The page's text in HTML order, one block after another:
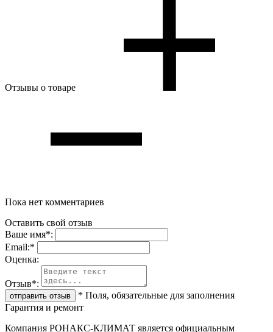
Отзывы о товаре
Пока нет комментариев
Оставить свой отзыв
Ваше имя*:
Email:*
Oценка:
Отзыв*:
* Поля, обязательные для заполнения
Гарантия и ремонт
Компания РОНАКС-КЛИМАТ является официальным